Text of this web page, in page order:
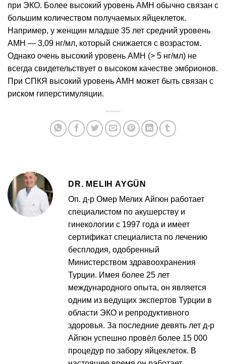
при ЭКО. Более высокий уровень AMH обычно связан с
большим количеством получаемых яйцеклеток.
Например, у женщин младше 35 лет средний уровень
AMH — 3,09 нг/мл, который снижается с возрастом.
Однако очень высокий уровень AMH (> 5 нг/мл) не
всегда свидетельствует о высоком качестве эмбрионов.
При СПКЯ высокий уровень AMH может быть связан с
риском гиперстимуляции.
DR. MELIH AYGÜN
Оп. д-р Омер Мелих Айгюн работает
специалистом по акушерству и
гинекологии с 1997 года и имеет
сертификат специалиста по лечению
бесплодия, одобренный
Министерством здравоохранения
Турции. Имея более 25 лет
международного опыта, он является
одним из ведущих экспертов Турции в
области ЭКО и репродуктивного
здоровья. За последние девять лет д-р
Айгюн успешно провёл более 15 000
процедур по забору яйцеклеток. В